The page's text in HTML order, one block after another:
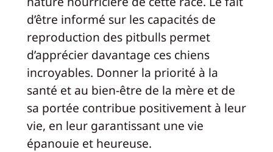
d’être informé sur les capacités de
reproduction des pitbulls permet
d’apprécier davantage ces chiens
incroyables. Donner la priorité à la
santé et au bien-être de la mère et de
sa portée contribue positivement à leur
vie, en leur garantissant une vie
épanouie et heureuse.